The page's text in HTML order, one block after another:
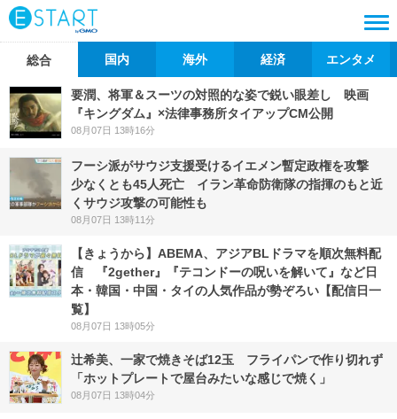
総合 国内 海外 経済 エンタメ
要潤、将軍＆スーツの対照的な姿で鋭い眼差し 映画
『キングダム』×法律事務所タイアップCM公開
08月07日 13時16分
フーシ派がサウジ支援受けるイエメン暫定政権を攻撃
少なくとも45人死亡 イラン革命防衛隊の指揮のもと近
くサウジ攻撃の可能性も
08月07日 13時11分
【きょうから】ABEMA、アジアBLドラマを順次無料配
信 『2gether』『テコンドーの呪いを解いて』など日
本・韓国・中国・タイの人気作品が勢ぞろい【配信日一
覧】
08月07日 13時05分
辻希美、一家で焼きそば12玉 フライパンで作り切れず
「ホットプレートで屋台みたいな感じで焼く」
08月07日 13時04分